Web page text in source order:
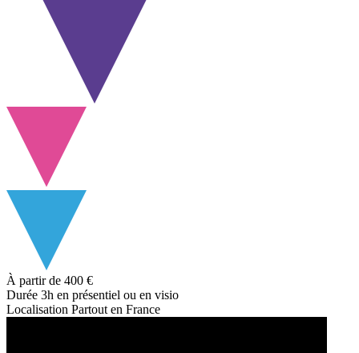
À partir de 400 €
Durée 3h en présentiel ou en visio
Localisation Partout en France